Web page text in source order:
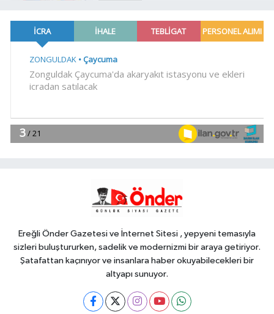
Türkiye'ye geliyor
19:09Orman yangınlarında
18:57
uluslararası boyuta taşınıyor
Ereğli Önder Gazetesi ve İnternet Sitesi , yepyeni temasıyla
sizleri buluştururken, sadelik ve modernizmi bir araya getiriyor.
Şatafattan kaçınıyor ve insanlara haber okuyabilecekleri bir
altyapı sunuyor.